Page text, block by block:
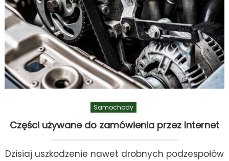
Samochody
Części używane do zamówienia przez Internet
Dzisiaj uszkodzenie nawet drobnych podzespołów